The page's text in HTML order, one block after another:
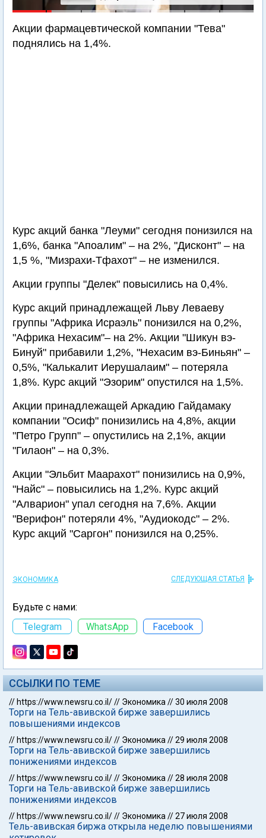
Акции фармацевтической компании "Тева"
поднялись на 1,4%.
Курс акций банка "Леуми" сегодня понизился на
1,6%, банка "Апоалим" – на 2%, "Дисконт" – на
1,5 %, "Мизрахи-Тфахот" – не изменился.
Акции группы "Делек" повысились на 0,4%.
Курс акций принадлежащей Льву Леваеву
группы "Африка Исраэль" понизился на 0,2%,
"Африка Нехасим"– на 2%. Акции "Шикун вэ-
Бинуй" прибавили 1,2%, "Нехасим вэ-Биньян" –
0,5%, "Калькалит Иерушалаим" – потеряла
1,8%. Курс акций "Эзорим" опустился на 1,5%.
Акции принадлежащей Аркадию Гайдамаку
компании "Осиф" понизились на 4,8%, акции
"Петро Групп" – опустились на 2,1%, акции
"Гилаон" – на 0,3%.
Акции "Эльбит Маарахот" понизились на 0,9%,
"Найс" – повысились на 1,2%. Курс акций
"Алварион" упал сегодня на 7,6%. Акции
"Верифон" потеряли 4%, "Аудиокодс" – 2%.
Курс акций "Саргон" понизился на 0,25%.
ЭКОНОМИКА СЛЕДУЮЩАЯ СТАТЬЯ
Будьте с нами:
Telegram
WhatsApp Facebook
ССЫЛКИ ПО ТЕМЕ
// https://www.newsru.co.il/// Экономика //30 июля 2008
Торги на Тель-авивской бирже завершились
повышениями индексов
// https://www.newsru.co.il/// Экономика //29 июля 2008
Торги на Тель-авивской бирже завершились
понижениями индексов
// https://www.newsru.co.il/// Экономика //28 июля 2008
Торги на Тель-авивской бирже завершились
понижениями индексов
// https://www.newsru.co.il/// Экономика //27 июля 2008
Тель-авивская биржа открыла неделю повышениями